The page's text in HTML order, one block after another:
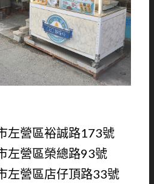
左營區裕誠路173號
左營區榮總路93號
左營區店仔頂路33號